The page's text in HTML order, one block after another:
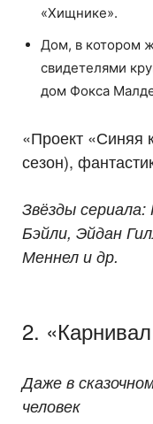
«Хищнике».
Дом, в котором
свидетелями
дом Фокса
«Проект «Синяя
сезон),
Звёзды
Бэйли, Эйдан
Меннел и др.
2.
Даже в
человек